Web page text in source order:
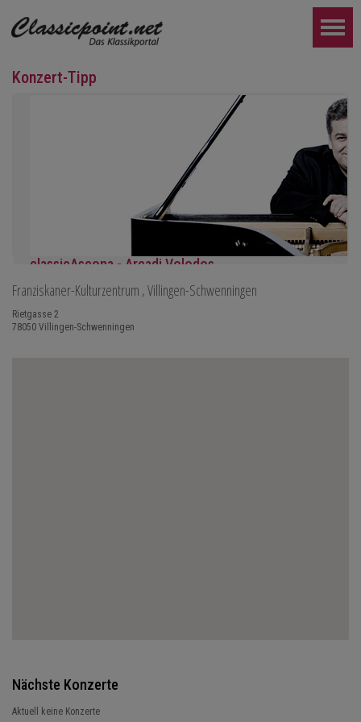
Konzert-Tipp
classicAscona - Arcadi Volodos
Klavierrezital
WEITER...
Franziskaner-Kulturzentrum , Villingen-Schwenningen
Rietgasse 2
78050 Villingen-Schwenningen
Nächste Konzerte
Aktuell keine Konzerte